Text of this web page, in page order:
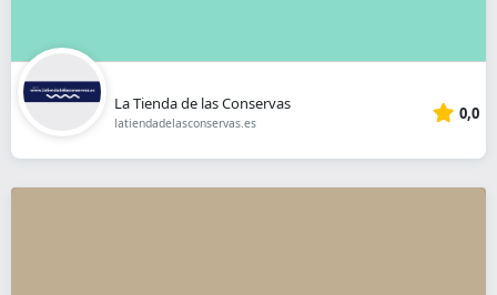
La Tienda de las Conservas
latiendadelasconservas.es 0,0